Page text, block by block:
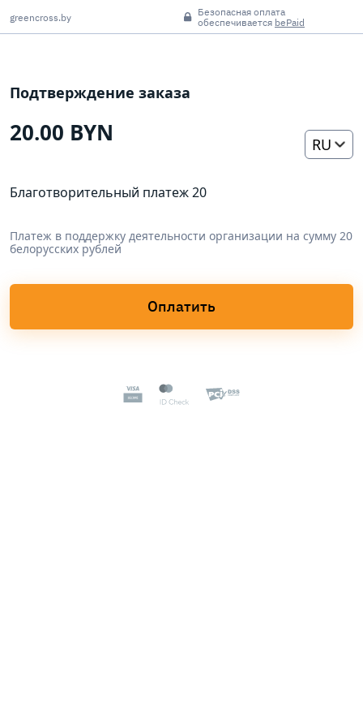
greencross.by
Безопасная оплата
обеспечивается bePaid
Подтверждение заказа
20.00 BYN RU
Благотворительный платеж 20
Платеж в поддержку деятельности организации на сумму 20
белорусских рублей
Оплатить